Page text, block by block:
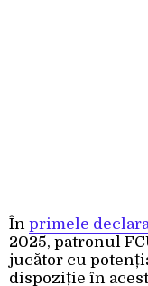
În primele
2025, patronul
jucător cu
dispoziție în